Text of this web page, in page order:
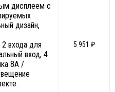
дисплеем c
дизайн,
входа для
вход, 4
8А /
5 951 ₽